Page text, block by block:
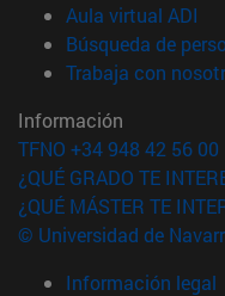
Aula virtual ADI
Búsqueda de
Trabaja con
Información
TFNO +34 948 42 56 00
¿QUÉ GRADO TE
¿QUÉ MÁSTER TE
© Universidad de
Información legal